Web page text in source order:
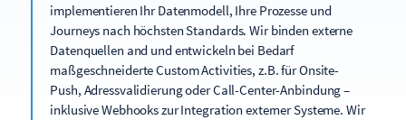
implementieren Ihr Datenmodell, Ihre Prozesse und
Journeys nach höchsten Standards. Wir binden externe
Datenquellen and und entwickeln bei Bedarf
maßgeschneiderte Custom Activities, z.B. für Onsite-
Push, Adressvalidierung oder Call-Center-Anbindung –
inklusive Webhooks zur Integration externer Systeme. Wir